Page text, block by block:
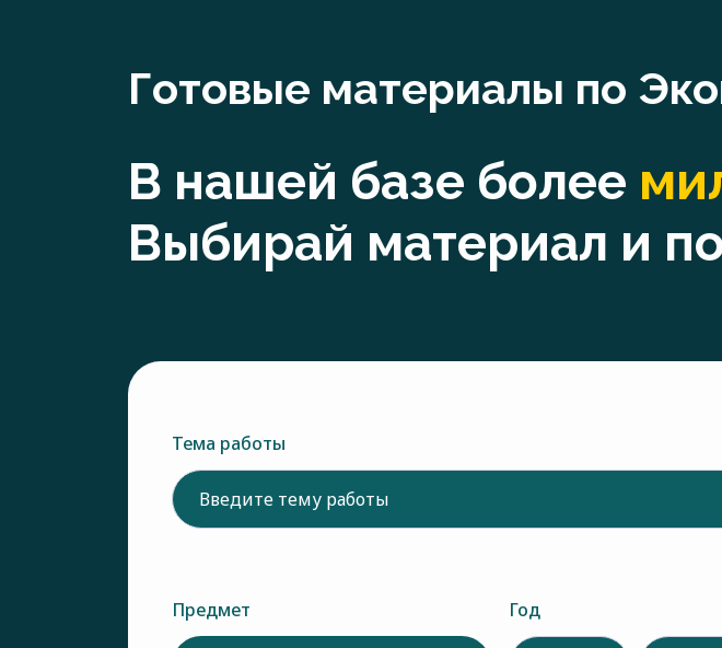
Готовые материалы по
В нашей базе более
Выбирай материал и
Тема работы
Предмет Год